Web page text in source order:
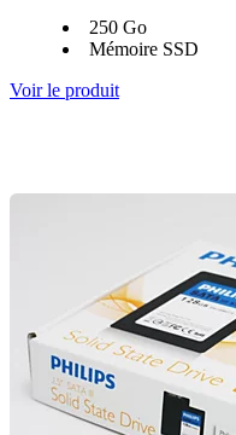
250 Go
Mémoire SSD
Voir le produit